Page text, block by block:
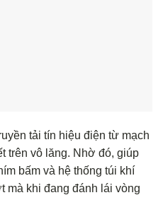
tải tín hiệu điện từ mạch
trên vô lăng. Nhờ đó, giúp
bấm và hệ thống túi khí
mà khi đang đánh lái vòng